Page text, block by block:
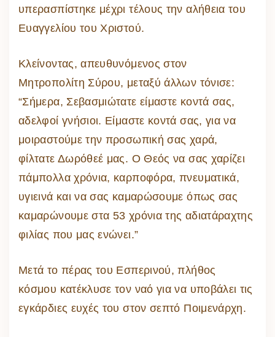
υπερασπίστηκε μέχρι τέλους την αλήθεια του
Ευαγγελίου του Χριστού.
Κλείνοντας, απευθυνόμενος στον
Μητροπολίτη Σύρου, μεταξύ άλλων τόνισε:
“Σήμερα, Σεβασμιώτατε είμαστε κοντά σας,
αδελφοί γνήσιοι. Είμαστε κοντά σας, για να
μοιραστούμε την προσωπική σας χαρά,
φίλτατε Δωρόθεέ μας. Ο Θεός να σας χαρίζει
πάμπολλα χρόνια, καρποφόρα, πνευματικά,
υγιεινά και να σας καμαρώσουμε όπως σας
καμαρώνουμε στα 53 χρόνια της αδιατάραχτης
φιλίας που μας ενώνει.”
Μετά το πέρας του Εσπερινού, πλήθος
κόσμου κατέκλυσε τον ναό για να υποβάλει τις
εγκάρδιες ευχές του στον σεπτό Ποιμενάρχη.